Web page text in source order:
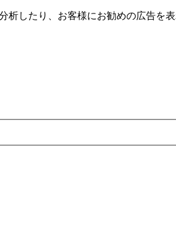
したり、お客様にお勧めの広告を